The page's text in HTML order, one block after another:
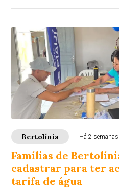
Bertolínia Há 2 semanas
Famílias de
cadastrar para ter
tarifa de água